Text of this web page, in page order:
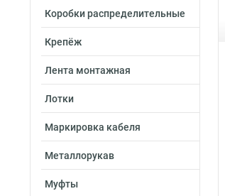
Коробки распределительные
Крепёж
Лента монтажная
Лотки
Маркировка кабеля
Металлорукав
Муфты